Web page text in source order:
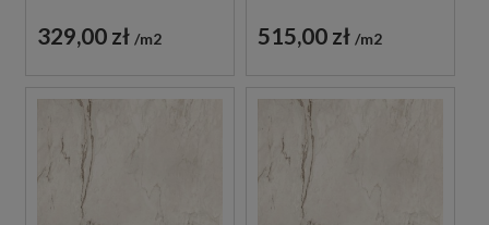
329,00 zł m2 515,00 zł m2